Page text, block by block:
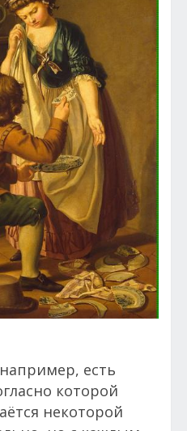
есть
которой
некоторой